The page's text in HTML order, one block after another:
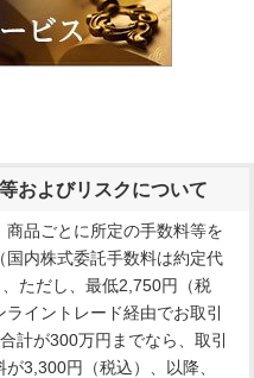
およびリスクについて
品ごとに所定の手数料等を
国内株式委託手数料は約定代
ただし、最低2,750円（税
イントレード経由でお取引
計が300万円までなら、取引
3,300円（税込）、以降、